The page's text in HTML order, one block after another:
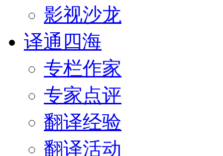
影视沙龙
译通四海
专栏作家
专家点评
翻译经验
翻译活动